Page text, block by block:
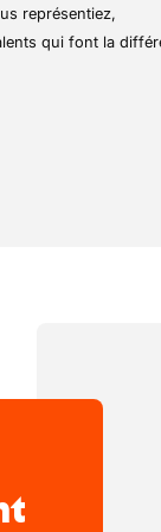
de
à la mise
et la
représentiez,
qui font la